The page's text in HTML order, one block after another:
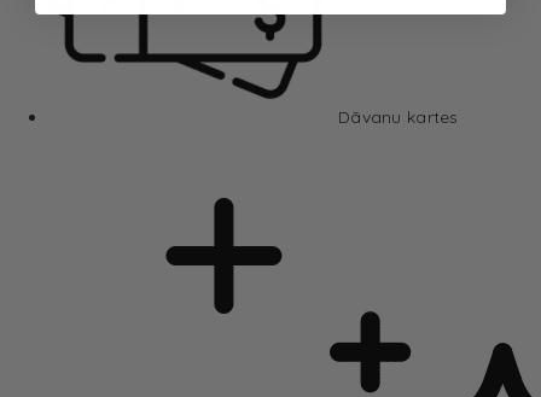
Dāvanu kartes